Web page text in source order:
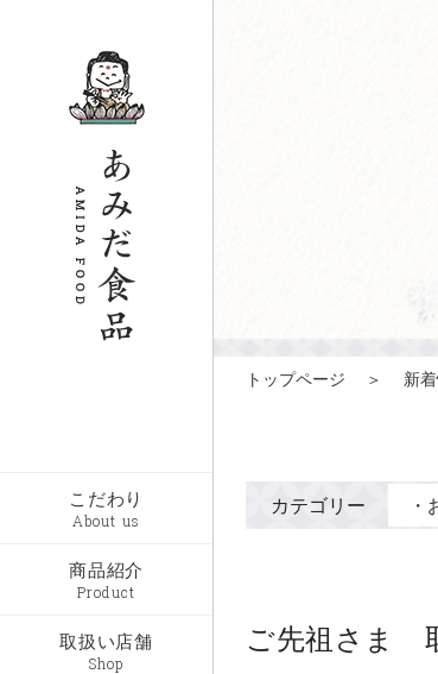
こだわり
About us
商品紹介
Product
取扱い店舗
Shop
トップページ ＞ 新
カテゴリー ・
ご先祖さま